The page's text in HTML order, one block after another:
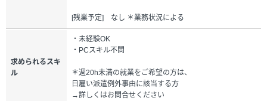
[残業予定] なし ＊業務状況による
求められるスキ
ル
・未経験OK
・PCスキル不問
＊週20h未満の就業をご希望の方は、
日雇い派遣例外事由に該当する方
→詳しくはお問合せください